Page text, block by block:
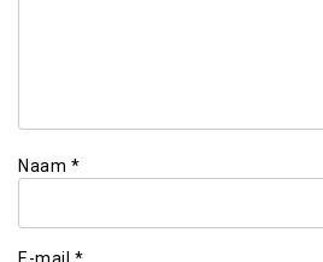
Naam *